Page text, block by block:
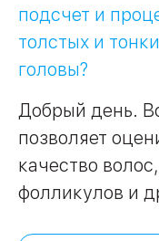
09
Теплый
Университет
подсчет и
толстых и
головы?
Добрый день.
позволяет
качество
фолликулов и